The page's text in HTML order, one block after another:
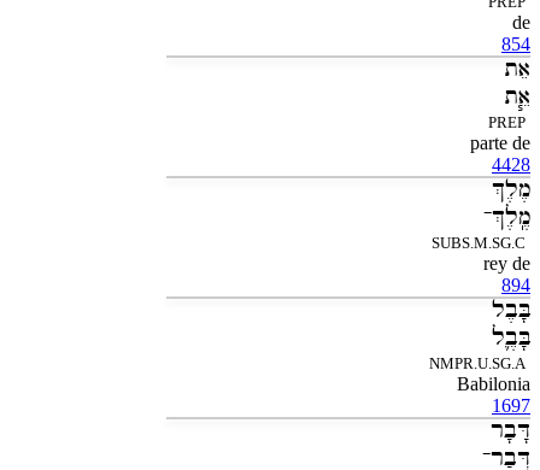
de
854
אֵת
אֵ֧ת
PREP
parte de
4428
מֶלֶךְ
מֶֽלֶךְ־
SUBS.M.SG.C
rey de
894
בָּבֶל
בָּבֶ֛ל
NMPR.U.SG.A
Babilonia
1697
דָּבָר
דְּבַר־